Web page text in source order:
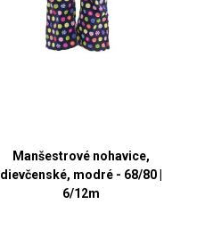
Manšestrové nohavice,
dievčenské, modré - 68/80 |
6/12m